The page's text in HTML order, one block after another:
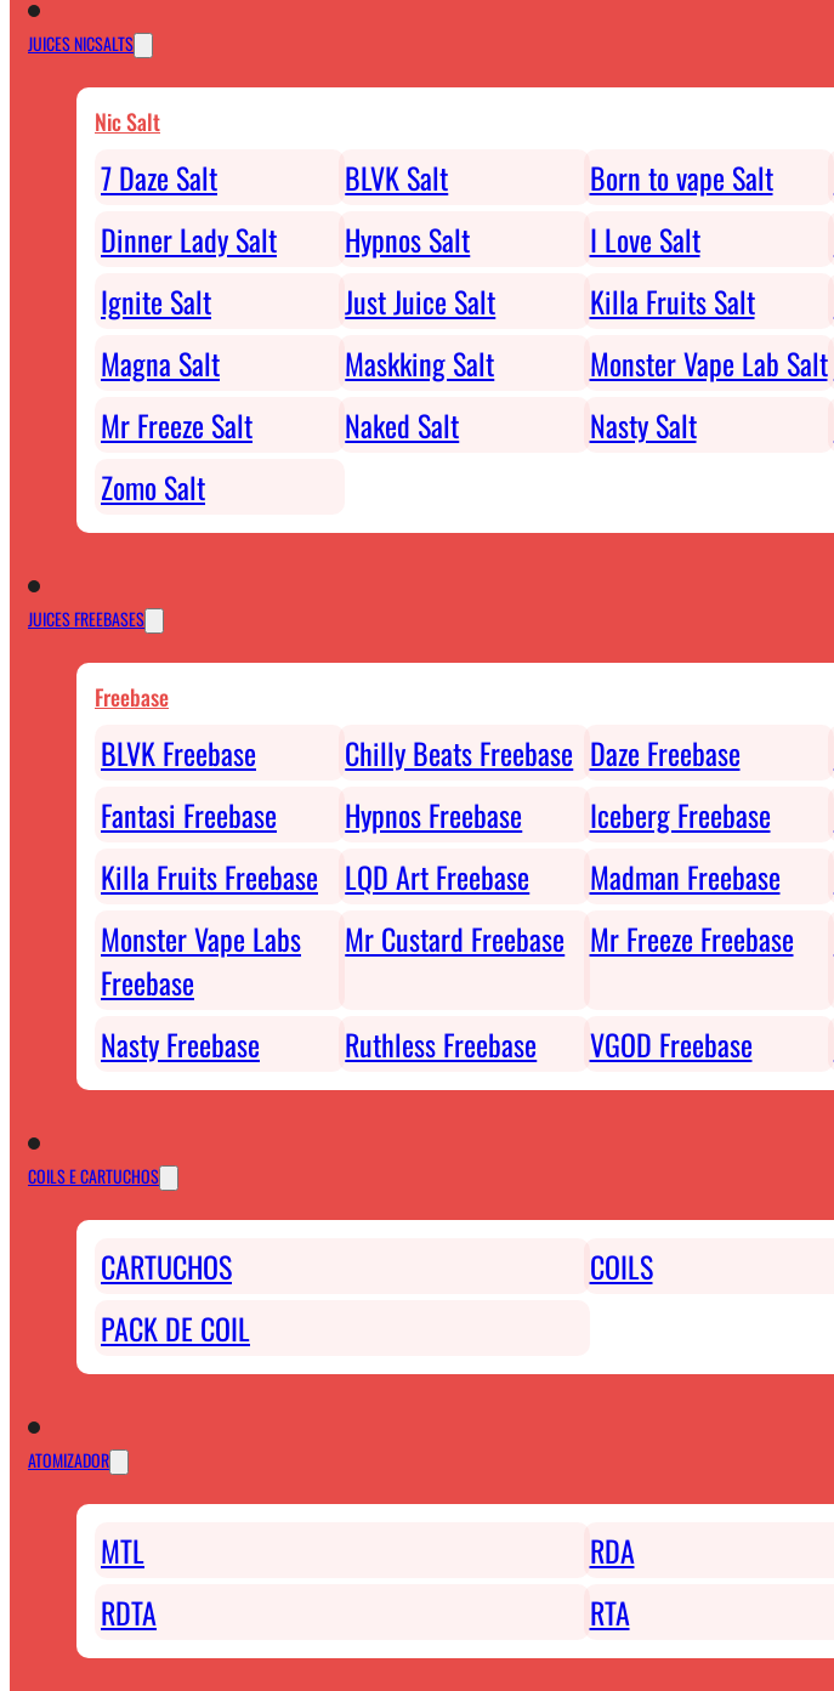
JUICES NICSALTS
Nic Salt
7 Daze Salt BLVK Salt Born to vape Salt
Dinner Lady Salt
Hypnos Salt I Love Salt
Ignite Salt
Just Juice Salt Killa Fruits Salt
Magna Salt
Maskking Salt Monster Vape Lab Salt
Mr Freeze Salt
Naked Salt Nasty Salt
Zomo Salt
JUICES FREEBASES
Freebase
BLVK Freebase Chilly Beats Freebase Daze Freebase
Fantasi Freebase
Hypnos Freebase Iceberg Freebase
Killa Fruits Freebase
LQD Art Freebase Madman Freebase
Monster Vape Labs
Freebase
Mr Custard Freebase Mr Freeze Freebase
Nasty Freebase Ruthless Freebase VGOD Freebase
COILS E CARTUCHOS
CARTUCHOS
COILS
PACK DE COIL
ATOMIZADOR
MTL
RDA
RDTA
RTA